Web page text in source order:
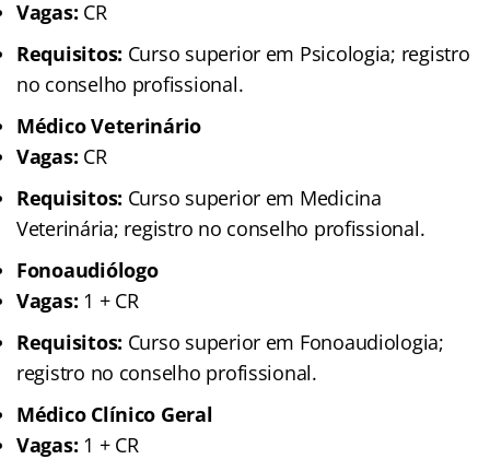
Vagas: CR
Requisitos: Curso superior em Psicologia; registro
no conselho profissional.
Médico Veterinário
Vagas: CR
Requisitos: Curso superior em Medicina
Veterinária; registro no conselho profissional.
Fonoaudiólogo
Vagas: 1 + CR
Requisitos: Curso superior em Fonoaudiologia;
registro no conselho profissional.
Médico Clínico Geral
Vagas: 1 + CR